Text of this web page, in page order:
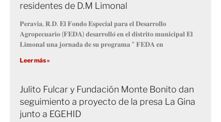
residentes de D.M Limonal
𝐏𝐞𝐫𝐚𝐯𝐢𝐚, 𝐑.𝐃. 𝐄𝐥 𝐅𝐨𝐧𝐝𝐨 𝐄𝐬𝐩𝐞𝐜𝐢𝐚𝐥 𝐩𝐚𝐫𝐚 𝐞𝐥 𝐃𝐞𝐬𝐚𝐫𝐫𝐨𝐥𝐥𝐨
𝐀𝐠𝐫𝐨𝐩𝐞𝐜𝐮𝐚𝐫𝐢𝐨 (𝐅𝐄𝐃𝐀) 𝐝𝐞𝐬𝐚𝐫𝐫𝐨𝐥𝐥𝐨́ 𝐞𝐧 𝐞𝐥 𝐝𝐢𝐬𝐭𝐫𝐢𝐭𝐨 𝐦𝐮𝐧𝐢𝐜𝐢𝐩𝐚𝐥 𝐄𝐥
𝐋𝐢𝐦𝐨𝐧𝐚𝐥 𝐮𝐧𝐚 𝐣𝐨𝐫𝐧𝐚𝐝𝐚 𝐝𝐞 𝐬𝐮 𝐩𝐫𝐨𝐠𝐫𝐚𝐦𝐚 “ 𝐅𝐄𝐃𝐀 𝐞𝐧
Leer más »
Julito Fulcar y Fundación Monte Bonito dan
seguimiento a proyecto de la presa La Gina
junto a EGEHID